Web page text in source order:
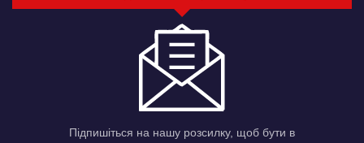
Підпишіться на нашу розсилку, щоб бути в